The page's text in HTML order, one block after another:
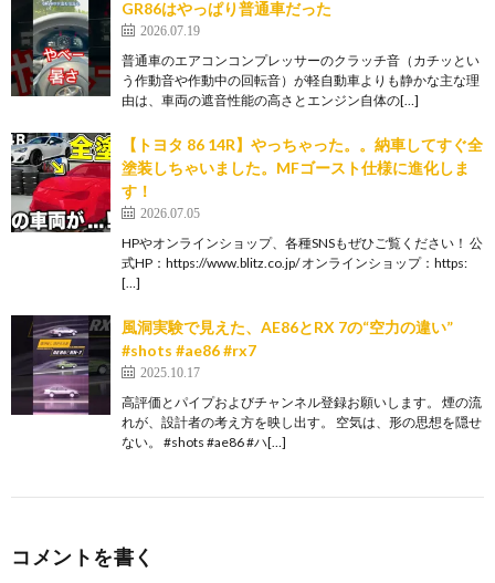
GR86はやっぱり普通車だった
2026.07.19
普通車のエアコンコンプレッサーのクラッチ音（カチッとい
う作動音や作動中の回転音）が軽自動車よりも静かな主な理
由は、車両の遮音性能の高さとエンジン自体の[…]
【トヨタ 86 14R】やっちゃった。。納車してすぐ全
塗装しちゃいました。MFゴースト仕様に進化しま
す！
2026.07.05
HPやオンラインショップ、各種SNSもぜひご覧ください！ 公
式HP：https://www.blitz.co.jp/ オンラインショップ：https:
[…]
風洞実験で見えた、AE86とRX 7の“空力の違い”
#shots #ae86 #rx7
2025.10.17
高評価とパイプおよびチャンネル登録お願いします。 煙の流
れが、設計者の考え方を映し出す。 空気は、形の思想を隠せ
ない。 #shots #ae86 #ハ[…]
コメントを書く